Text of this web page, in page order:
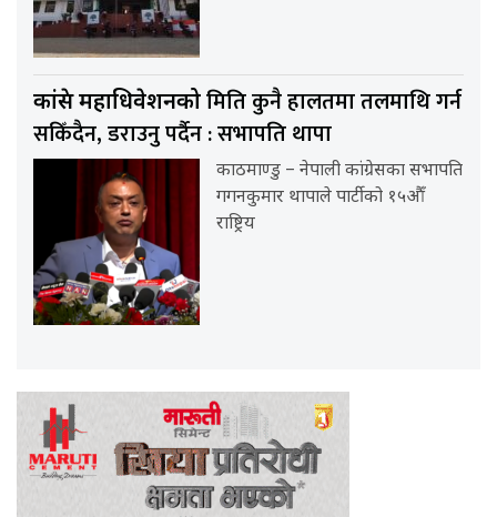
कांग्रेस महाधिवेशनकोमिति कुनै हालतमा तलमाथि गर्न
सकिँदैन, डराउनु पर्दैन : सभापति थापा
काठमाण्डु – नेपाली कांग्रेसका सभापति
गगनकुमार थापाले पार्टीको १५औँ
राष्ट्रिय